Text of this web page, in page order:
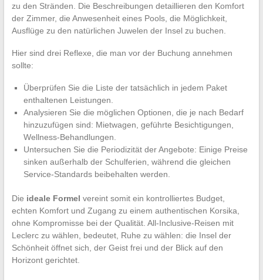
zu den Stränden. Die Beschreibungen detaillieren den Komfort
der Zimmer, die Anwesenheit eines Pools, die Möglichkeit,
Ausflüge zu den natürlichen Juwelen der Insel zu buchen.
Hier sind drei Reflexe, die man vor der Buchung annehmen
sollte:
Überprüfen Sie die Liste der tatsächlich in jedem Paket
enthaltenen Leistungen.
Analysieren Sie die möglichen Optionen, die je nach Bedarf
hinzuzufügen sind: Mietwagen, geführte Besichtigungen,
Wellness-Behandlungen.
Untersuchen Sie die Periodizität der Angebote: Einige Preise
sinken außerhalb der Schulferien, während die gleichen
Service-Standards beibehalten werden.
Die ideale Formel vereint somit ein kontrolliertes Budget,
echten Komfort und Zugang zu einem authentischen Korsika,
ohne Kompromisse bei der Qualität. All-Inclusive-Reisen mit
Leclerc zu wählen, bedeutet, Ruhe zu wählen: die Insel der
Schönheit öffnet sich, der Geist frei und der Blick auf den
Horizont gerichtet.